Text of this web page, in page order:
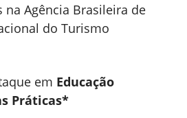
na Agência Brasileira de
do Turismo
em Educação
Práticas*